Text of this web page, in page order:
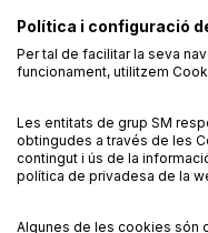
Condicions de
Política i configuració
Per tal de facilitar la seva
funcionament, utilitzem
Les entitats de grup SM
obtingudes a través de les
contingut i ús de la
política de privadesa de la
Algunes de les cookies són